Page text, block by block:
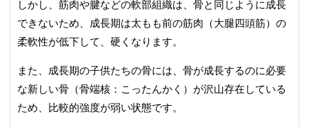
しかし、筋肉や腱などの軟部組織は、骨と同じように成長
できないため、成長期は太もも前の筋肉（大腿四頭筋）の
柔軟性が低下して、硬くなります。
また、成長期の子供たちの骨には、骨が成長するのに必要
な新しい骨（骨端核：こったんかく）が沢山存在している
ため、比較的強度が弱い状態です。